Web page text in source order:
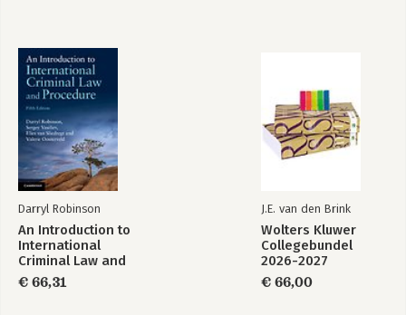
Appendices
Index.
Darryl Robinson
An Introduction to
International
Criminal Law and
Procedure
€ 66,31
J.E. van den Brink
Wolters Kluwer
Collegebundel
2026-2027
€ 66,00